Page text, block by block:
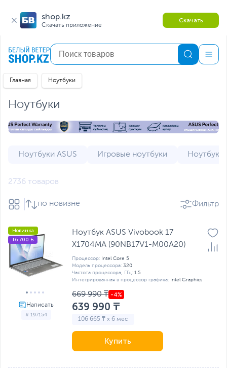
shop.kz
Скачать приложение
Скачать
Главная Ноутбуки
Ноутбуки
Ноутбуки ASUS Игровые ноутбуки Ноутбуки
2736 товаров
по новизне Фильтр
# 197154
Новинка
+6 700 Б
Ноутбук ASUS Vivobook 17
X1704MA (90NB17V1-M00A20)
Процессор: Intel Core 5
Модель процессора: 320
Частота процессора, ГГц: 1.5
Интегрированная в процессор графика: Intel Graphics
669 990 ₸
639 990 ₸
106 665 ₸ x 6 мес
Купить